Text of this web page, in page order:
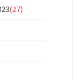
(27)